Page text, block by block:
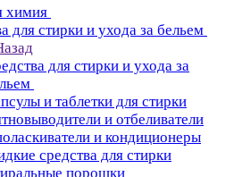
химия
для стирки и ухода за бельем
для стирки и ухода за
и таблетки для стирки
и отбеливатели
и кондиционеры
средства для стирки
порошки